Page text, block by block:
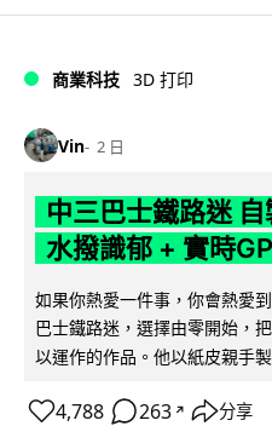
商業科技 3D 打印
Vin 2 日
中三巴士鐵路迷
水撥識郁 + 實時
如果你熱愛一件事，你會熱愛
巴士鐵路迷，選擇由零開始，
以運作的作品。他以紙皮親手
4,788 263 ↗ 分享